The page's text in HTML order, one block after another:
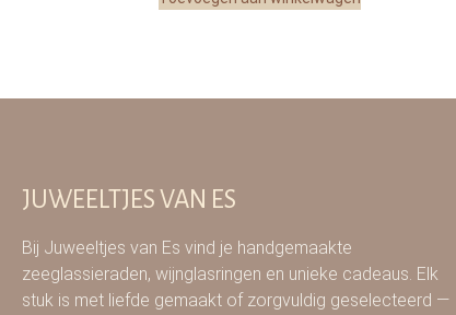
JUWEELTJES VAN ES
Bij Juweeltjes van Es vind je handgemaakte
zeeglassieraden, wijnglasringen en unieke cadeaus. Elk
stuk is met liefde gemaakt of zorgvuldig geselecteerd —